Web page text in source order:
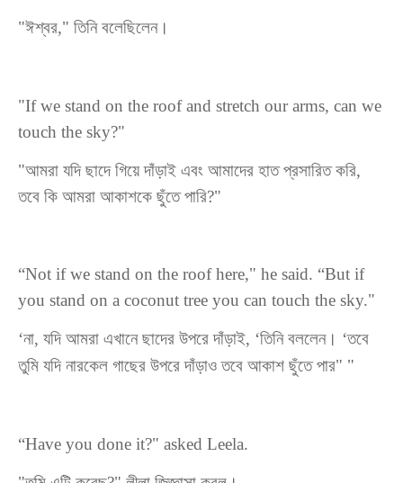
"ঈশ্বর," তিনি বলেছিলেন।
"If we stand on the roof and stretch our arms, can we
touch the sky?"
"আমরা যদি ছাদে গিয়ে দাঁড়াই এবং আমাদের হাত প্রসারিত করি,
তবে কি আমরা আকাশকে ছুঁতে পারি?"
“Not if we stand on the roof here," he said. “But if
you stand on a coconut tree you can touch the sky."
‘না, যদি আমরা এখানে ছাদের উপরে দাঁড়াই, ‘তিনি বললেন। ‘তবে
তুমি যদি নারকেল গাছের উপরে দাঁড়াও তবে আকাশ ছুঁতে পার" "
“Have you done it?" asked Leela.